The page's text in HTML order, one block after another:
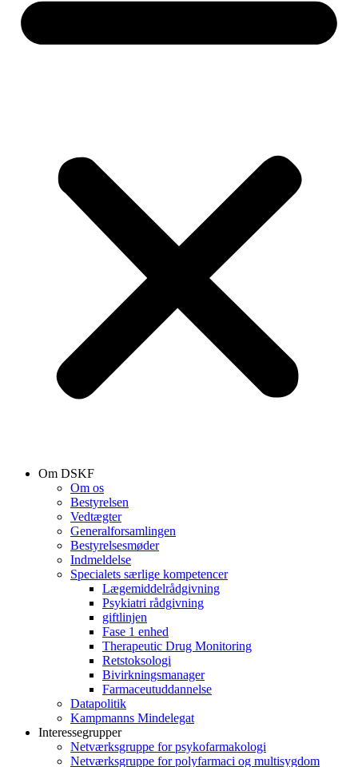
Om DSKF
Om os
Bestyrelsen
Vedtægter
Generalforsamlingen
Bestyrelsesmøder
Indmeldelse
Specialets særlige kompetencer
Lægemiddelrådgivning
Psykiatri rådgivning
giftlinjen
Fase 1 enhed
Therapeutic Drug Monitoring
Retstoksologi
Bivirkningsmanager
Farmaceutuddannelse
Datapolitik
Kampmanns Mindelegat
Interessegrupper
Netværksgruppe for psykofarmakologi
Netværksgruppe for polyfarmaci og multisygdom